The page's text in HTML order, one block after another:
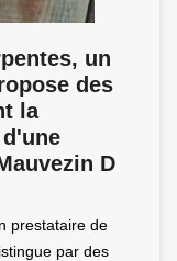
un
des
la
D
prestataire de
par des